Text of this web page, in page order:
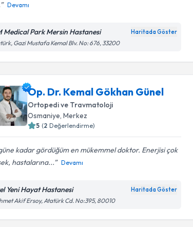
Devamı
Medical Park Mersin Hastanesi Haritada Göster
Gazi Mustafa Kemal Blv. No: 676, 33200
Op. Dr. Kemal Gökhan Günel
Ortopedi ve Travmatoloji
Osmaniye , Merkez
5 (2 Değerlendirme)
kadar gördüğüm en mükemmel doktor. Enerjisi çok
hastalarına...
Devamı
Yeni Hayat Hastanesi Haritada Göster
Akif Ersoy, Atatürk Cd. No:395, 80010